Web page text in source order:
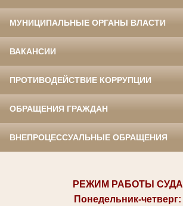
МУНИЦИПАЛЬНЫЕ ОРГАНЫ ВЛАСТИ
ВАКАНСИИ
ПРОТИВОДЕЙСТВИЕ КОРРУПЦИИ
ОБРАЩЕНИЯ ГРАЖДАН
ВНЕПРОЦЕССУАЛЬНЫЕ ОБРАЩЕНИЯ
РЕЖИМ РАБОТЫ СУДА
Понедельник-четверг: